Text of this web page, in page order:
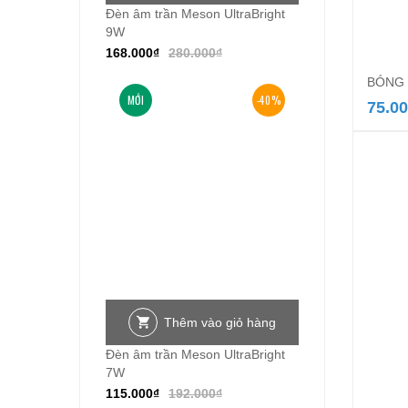
Đèn âm trần Meson UltraBright
9W
280.000₫
168.000₫
-40%
MỚI
Thêm vào giỏ hàng
Đèn âm trần Meson UltraBright
7W
192.000₫
115.000₫